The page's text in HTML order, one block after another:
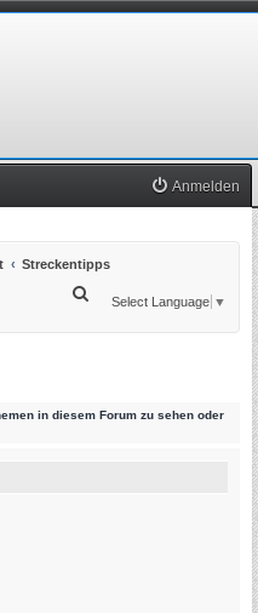
Anmelden
Streckentipps
Select Language ▼
in diesem Forum zu sehen oder